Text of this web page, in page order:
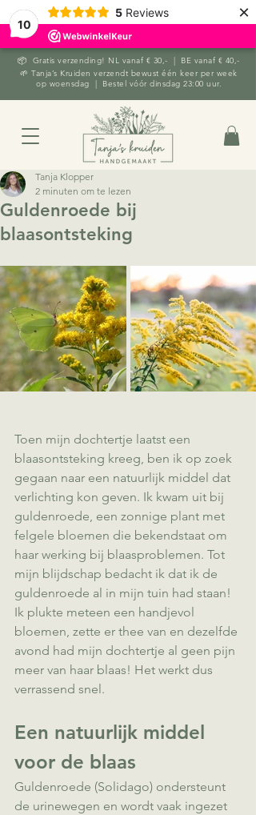
10
5 Reviews ×
📦 Gratis verzending! NL vanaf € 30,- | BE vanaf € 40,-
🌱 Tanja’s Kruiden verzendt bewust één keer per week
op woensdag | Bestel vóór dinsdag 23:00 uur.
Guldenroede bij
blaasontsteking
Tanja Klopper
2 minuten om te lezen
Toen mijn dochtertje laatst een
blaasontsteking kreeg, ben ik op zoek
gegaan naar een natuurlijk middel dat
verlichting kon geven. Ik kwam uit bij
guldenroede, een zonnige plant met
felgele bloemen die bekendstaat om
haar werking bij blaasproblemen. Tot
mijn blijdschap bedacht ik dat ik de
guldenroede al in mijn tuin had staan!
Ik plukte meteen een handjevol
bloemen, zette er thee van en dezelfde
avond had mijn dochtertje al geen pijn
meer van haar blaas! Het werkt dus
verrassend snel.
Een natuurlijk middel
voor de blaas
Guldenroede (Solidago) ondersteunt
de urinewegen en wordt vaak ingezet